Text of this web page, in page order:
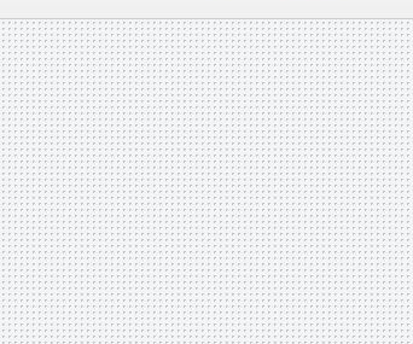
MAIL